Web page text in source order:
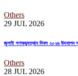
Others
29 JUL 2026
জুলাই গণঅভ্যুত্থান দিবস ২০২৬ উদযাপন
Others
28 JUL 2026